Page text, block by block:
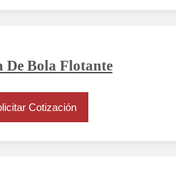
De Bola Flotante
Cotización